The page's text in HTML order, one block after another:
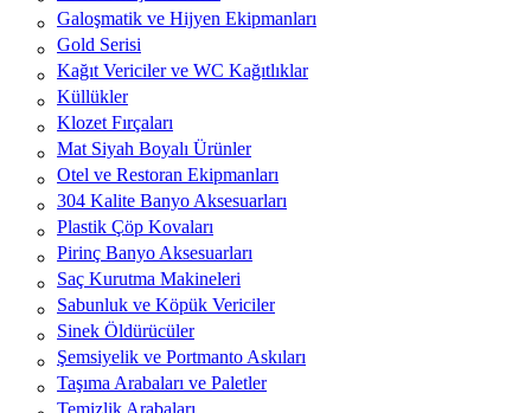
Galoşmatik ve Hijyen Ekipmanları
Gold Serisi
Kağıt Vericiler ve WC Kağıtlıklar
Küllükler
Klozet Fırçaları
Mat Siyah Boyalı Ürünler
Otel ve Restoran Ekipmanları
304 Kalite Banyo Aksesuarları
Plastik Çöp Kovaları
Pirinç Banyo Aksesuarları
Saç Kurutma Makineleri
Sabunluk ve Köpük Vericiler
Sinek Öldürücüler
Şemsiyelik ve Portmanto Askıları
Taşıma Arabaları ve Paletler
Temizlik Arabaları